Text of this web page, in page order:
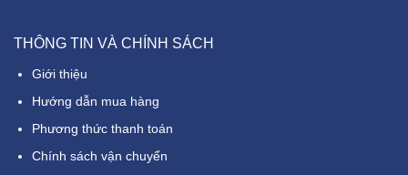
THÔNG TIN VÀ CHÍNH SÁCH
Giới thiệu
Hướng dẫn mua hàng
Phương thức thanh toán
Chính sách vận chuyển